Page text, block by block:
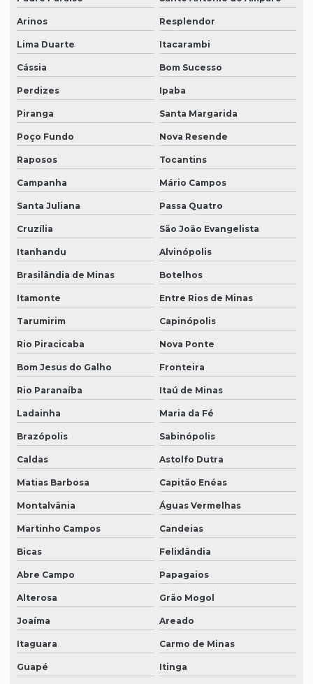
Arinos Resplendor
Lima Duarte Itacarambi
Cássia Bom Sucesso
Perdizes Ipaba
Piranga Santa Margarida
Poço Fundo Nova Resende
Raposos Tocantins
Campanha Mário Campos
Santa Juliana Passa Quatro
Cruzília São João Evangelista
Itanhandu Alvinópolis
Brasilândia de Minas Botelhos
Itamonte Entre Rios de Minas
Tarumirim Capinópolis
Rio Piracicaba Nova Ponte
Bom Jesus do Galho Fronteira
Rio Paranaíba Itaú de Minas
Ladainha Maria da Fé
Brazópolis Sabinópolis
Caldas Astolfo Dutra
Matias Barbosa Capitão Enéas
Montalvânia Águas Vermelhas
Martinho Campos Candeias
Bicas Felixlândia
Abre Campo Papagaios
Alterosa Grão Mogol
Joaíma Areado
Itaguara Carmo de Minas
Guapé Itinga